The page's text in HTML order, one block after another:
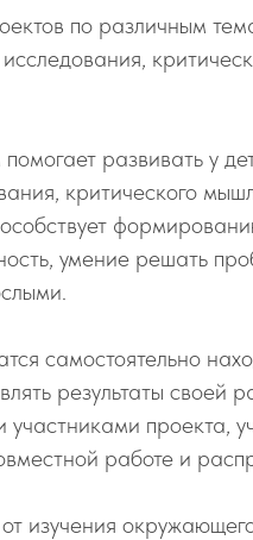
по различным
развивать у
критического
умение решать
самостоятельно
результаты своей
проекта,
работе и
изучения